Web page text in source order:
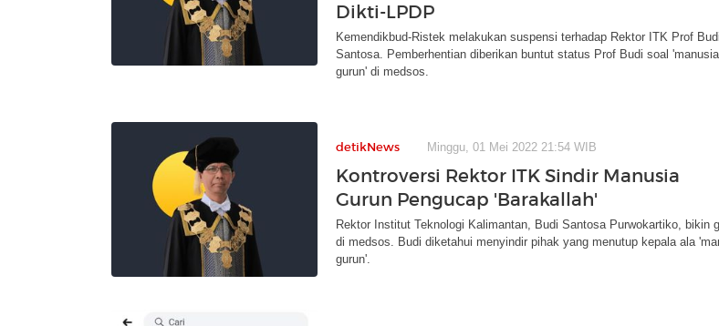
Dikti-LPDP
Kemendikbud-Ristek melakukan suspensi terhadap Rektor ITK Prof Budi
Santosa. Pemberhentian diberikan buntut status Prof Budi soal 'manusia
gurun' di medsos.
detikNews Minggu, 01 Mei 2022 21:54 WIB
Kontroversi Rektor ITK Sindir Manusia
Gurun Pengucap 'Barakallah'
Rektor Institut Teknologi Kalimantan, Budi Santosa Purwokartiko, bikin
di medsos. Budi diketahui menyindir pihak yang menutup kepala ala
gurun'.